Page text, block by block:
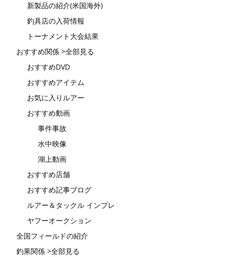
新製品の紹介(米国海外)
釣具店の入荷情報
トーナメント大会結果
おすすめ関係 >全部見る
おすすめDVD
おすすめアイテム
お気に入りルアー
おすすめ動画
事件事故
水中映像
湖上動画
おすすめ店舗
おすすめ記事ブログ
ルアー＆タックル インプレ
ヤフーオークション
全国フィールドの紹介
釣果関係 >全部見る